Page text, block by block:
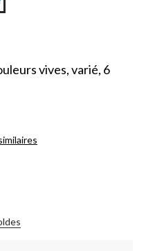
vives, varié, 6